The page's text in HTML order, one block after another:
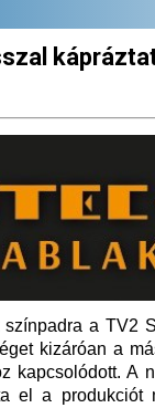
a TV2
kizáróan a
kapcsolódott. A
el a